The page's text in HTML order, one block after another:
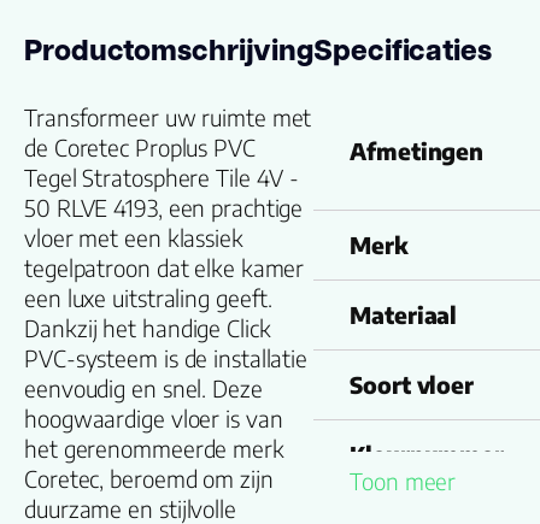
Productomschrijving
Transformeer uw ruimte met
de Coretec Proplus PVC
Tegel Stratosphere Tile 4V -
50 RLVE 4193, een prachtige
vloer met een klassiek
tegelpatroon dat elke kamer
een luxe uitstraling geeft.
Dankzij het handige Click
PVC-systeem is de installatie
eenvoudig en snel. Deze
hoogwaardige vloer is van
het gerenommeerde merk
Coretec, beroemd om zijn
duurzame en stijlvolle
Specificaties
Afmetingen
Merk
Materiaal
Soort vloer
Kleurnummer
Toon meer